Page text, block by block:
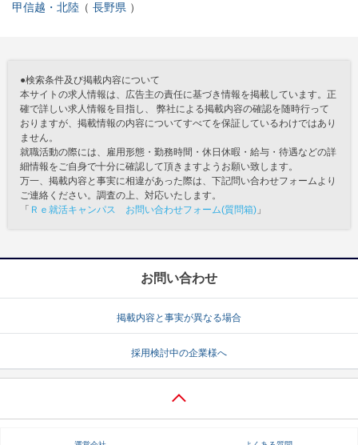
甲信越・北陸
長野県
●検索条件及び掲載内容について
本サイトの求人情報は、広告主の責任に基づき情報を掲載しています。正
確で詳しい求人情報を目指し、 弊社による掲載内容の確認を随時行って
おりますが、掲載情報の内容についてすべてを保証しているわけではあり
ません。
就職活動の際には、雇用形態・勤務時間・休日休暇・給与・待遇などの詳
細情報をご自身で十分に確認して頂きますようお願い致します。
万一、掲載内容と事実に相違があった際は、下記問い合わせフォームより
ご連絡ください。調査の上、対応いたします。
「 Ｒｅ就活キャンパス お問い合わせフォーム(質問箱) 」
お問い合わせ
掲載内容と事実が異なる場合
採用検討中の企業様へ